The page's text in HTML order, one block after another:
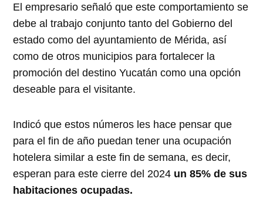
El empresario señaló que este comportamiento se
debe al trabajo conjunto tanto del Gobierno del
estado como del ayuntamiento de Mérida, así
como de otros municipios para fortalecer la
promoción del destino Yucatán como una opción
deseable para el visitante.
Indicó que estos números les hace pensar que
para el fin de año puedan tener una ocupación
hotelera similar a este fin de semana, es decir,
esperan para este cierre del 2024 un 85% de sus
habitaciones ocupadas.